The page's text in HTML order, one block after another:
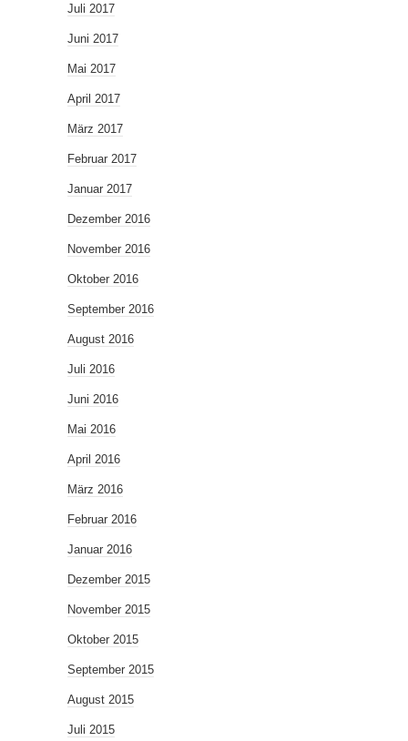
Juli 2017
Juni 2017
Mai 2017
April 2017
März 2017
Februar 2017
Januar 2017
Dezember 2016
November 2016
Oktober 2016
September 2016
August 2016
Juli 2016
Juni 2016
Mai 2016
April 2016
März 2016
Februar 2016
Januar 2016
Dezember 2015
November 2015
Oktober 2015
September 2015
August 2015
Juli 2015